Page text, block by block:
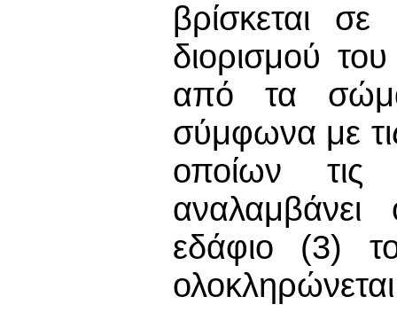
βρίσκεται
διορισμού
από τα
σύμφωνα με
οποίων τις
εδάφιο (3)